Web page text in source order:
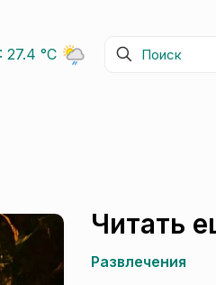
27.4 °C
Читать
Развлечения